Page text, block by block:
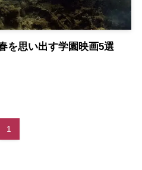
を思い出す学園映画5選
1